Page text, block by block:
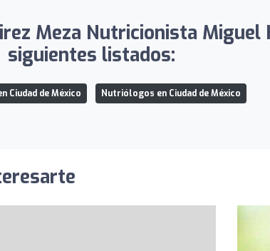
Meza Nutricionista Miguel
siguientes listados:
Ciudad de México Nutriólogos en Ciudad de México